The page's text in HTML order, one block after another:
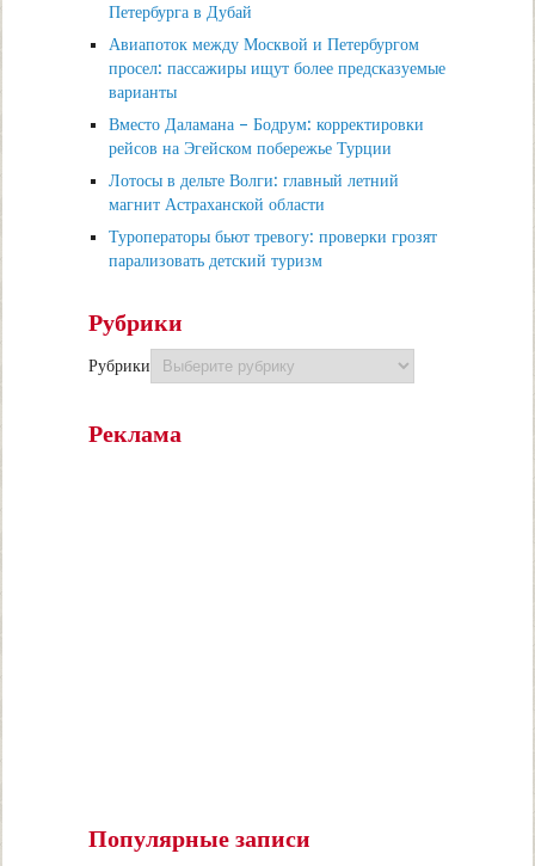
Петербурга в Дубай
Авиапоток между Москвой и Петербургом
просел: пассажиры ищут более предсказуемые
варианты
Вместо Даламана – Бодрум: корректировки
рейсов на Эгейском побережье Турции
Лотосы в дельте Волги: главный летний
магнит Астраханской области
Туроператоры бьют тревогу: проверки грозят
парализовать детский туризм
Рубрики
Рубрики
Реклама
Популярные записи